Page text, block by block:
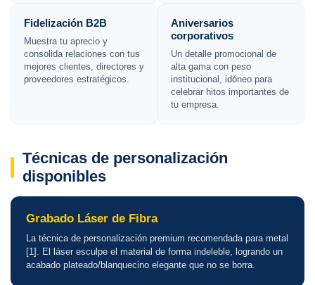
Fidelización B2B
Muestra tu aprecio y
consolida relaciones con tus
mejores clientes, directores y
proveedores estratégicos.
Aniversarios
corporativos
Un detalle promocional de
alta gama con peso
institucional, idóneo para
celebrar hitos importantes de
tu empresa.
Técnicas de personalización
disponibles
Grabado Láser de Fibra
La técnica de personalización premium recomendada para metal
[1]. El láser esculpe el material de forma indeleble, logrando un
acabado plateado/blanquecino elegante que no se borra.